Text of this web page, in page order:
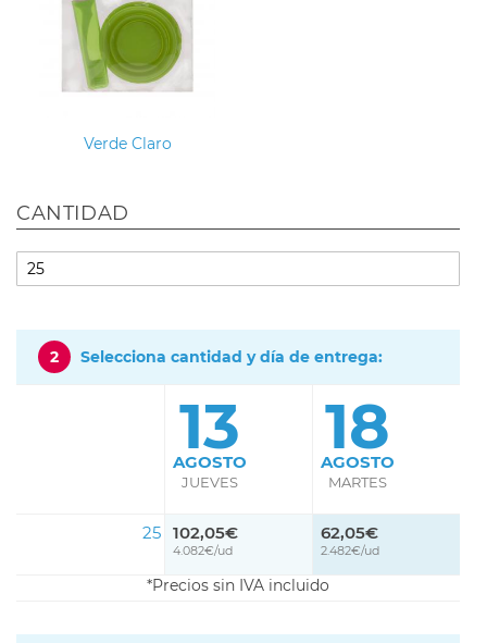
Verde Claro
CANTIDAD
2 Selecciona cantidad y día de entrega:
13
AGOSTO
JUEVES
18
AGOSTO
MARTES
25 102,05€
4.082€/ud
62,05€
2.482€/ud
Precios sin IVA incluido